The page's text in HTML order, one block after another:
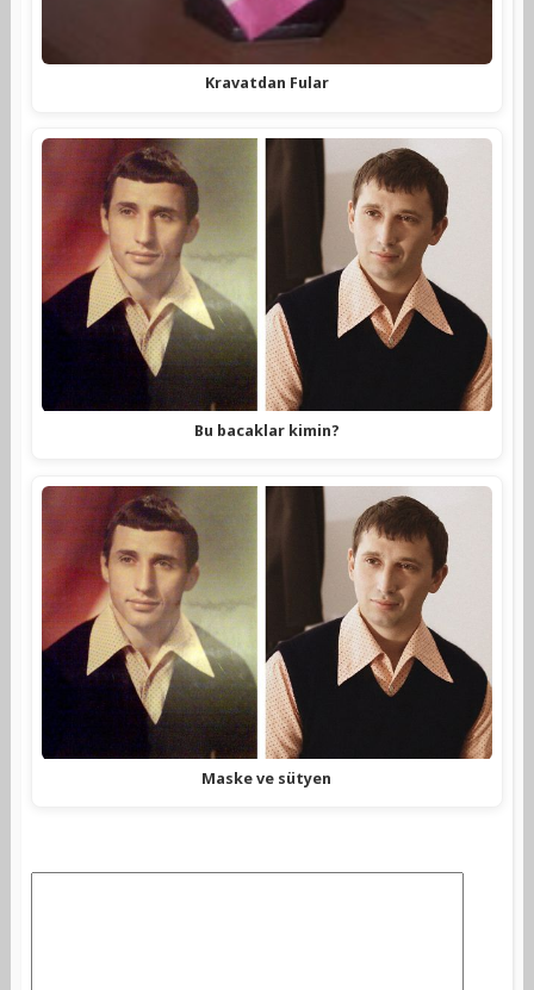
Kravatdan Fular
Bu bacaklar kimin?
Maske ve sütyen